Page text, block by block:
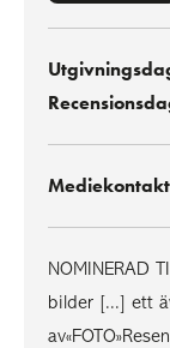
NOMINERAD
bilder [...] ett